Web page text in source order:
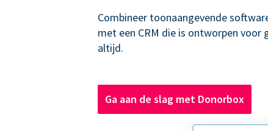
Combineer toonaangevende
met een CRM die is ontworpen voor
altijd.
Ga aan de slag met Donorbox